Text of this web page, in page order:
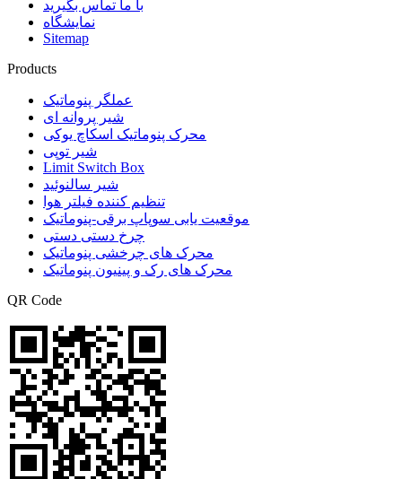
با ما تماس بگیرید
نمایشگاه
Sitemap
Products
عملگر پنوماتیک
شیر پروانه ای
محرک پنوماتیک اسکاچ یوکی
شیر توپی
Limit Switch Box
شیر سالنوئید
تنظیم کننده فیلتر هوا
موقعیت یابی سوپاپ برقی-پنوماتیک
چرخ دستی دستی
محرک های چرخشی پنوماتیک
محرک های رک و پینیون پنوماتیک
QR Code